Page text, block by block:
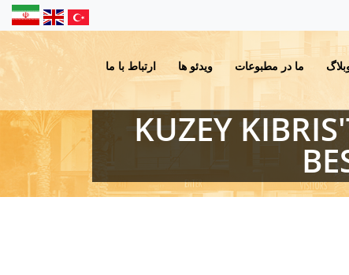
ما در مطبوعات ویدئو ها ارتباط با ما
KUZEY